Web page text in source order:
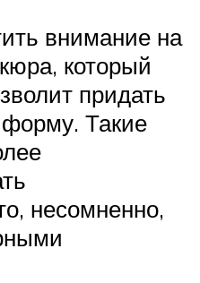
внимание на
который
придать
Такие
несомненно,